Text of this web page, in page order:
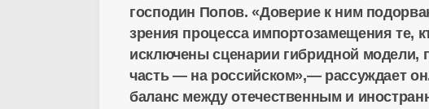
господин Попов. «Доверие к ним
зрения процесса импортозамещения те,
исключены сценарии гибридной модели,
часть — на российском»,— рассуждает
баланс между отечественным и